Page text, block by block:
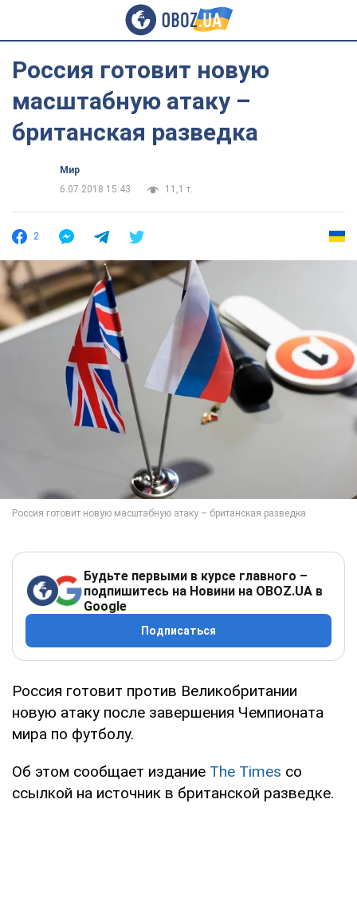
Россия готовит новую
масштабную атаку –
британская разведка
Мир
6.07.2018 15:43
11,1 т.
2
Будьте первыми в курсе главного –
подпишитесь на Новини на OBOZ.UA в
Google
Подписаться
Россия готовит против Великобритании
новую атаку после завершения Чемпионата
мира по футболу.
Об этом сообщает издание The Times со
ссылкой на источник в британской разведке.